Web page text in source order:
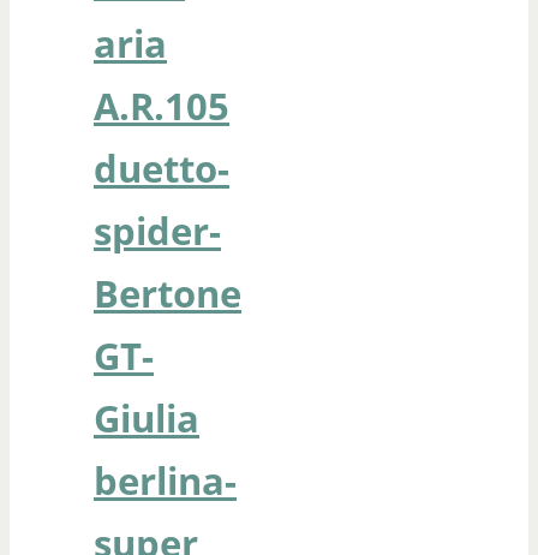
aria
A.R.105
duetto-
spider-
Bertone
GT-
Giulia
berlina-
super